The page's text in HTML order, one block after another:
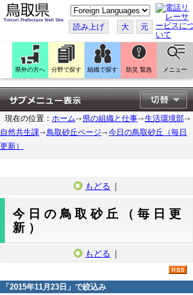
こ
の
ペ
ー
ジ
翻
訳
す
る
読み上げ 大 元
県外の方へ 分野で探す 組織で探す 防災 緊急 メニュー
現在の位置： ホーム 県の組織と仕事
生活環境部
自然共生課
鳥取砂丘ページ
今日の鳥取砂丘（毎日
更新）
もどる ｜
今日の鳥取砂丘（毎日更
新）
もどる ｜
「 2015年11月23日 」で絞込み